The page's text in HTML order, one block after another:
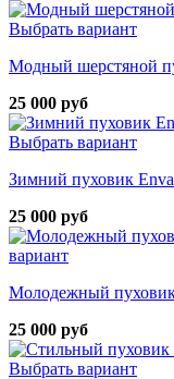
Выбрать вариант
Модный шерстяной
25 000 руб
Выбрать вариант
Зимний пуховик
25 000 руб
вариант
Молодежный
25 000 руб
Выбрать вариант